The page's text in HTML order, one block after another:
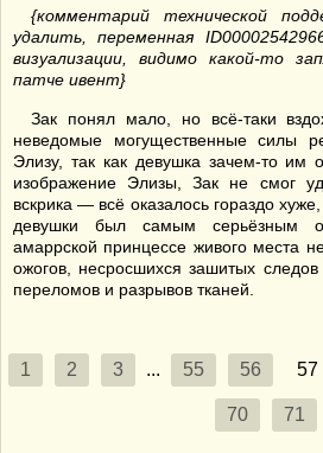
{комментарий технической
удалить, переменная
визуализации, видимо какой-то
патче ивент}
Зак понял мало, но всё-таки
неведомые могущественные силы
Элизу, так как девушка зачем-то им
изображение Элизы, Зак не смог
вскрика — всё оказалось гораздо
девушки был самым серьёзным
амаррской принцессе живого места
ожогов, несросшихся зашитых следов
переломов и разрывов тканей.
1 2 3 ... 55 56 57
70 71